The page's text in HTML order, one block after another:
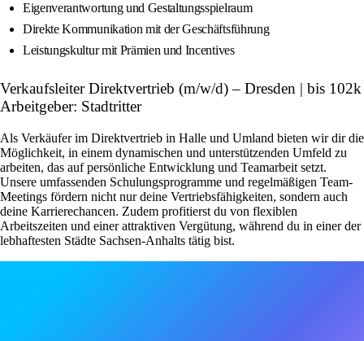
Eigenverantwortung und Gestaltungsspielraum
Direkte Kommunikation mit der Geschäftsführung
Leistungskultur mit Prämien und Incentives
Verkaufsleiter Direktvertrieb (m/w/d) – Dresden | bis 102k
Arbeitgeber: Stadtritter
Als Verkäufer im Direktvertrieb in Halle und Umland bieten wir dir die
Möglichkeit, in einem dynamischen und unterstützenden Umfeld zu
arbeiten, das auf persönliche Entwicklung und Teamarbeit setzt.
Unsere umfassenden Schulungsprogramme und regelmäßigen Team-
Meetings fördern nicht nur deine Vertriebsfähigkeiten, sondern auch
deine Karrierechancen. Zudem profitierst du von flexiblen
Arbeitszeiten und einer attraktiven Vergütung, während du in einer der
lebhaftesten Städte Sachsen-Anhalts tätig bist.